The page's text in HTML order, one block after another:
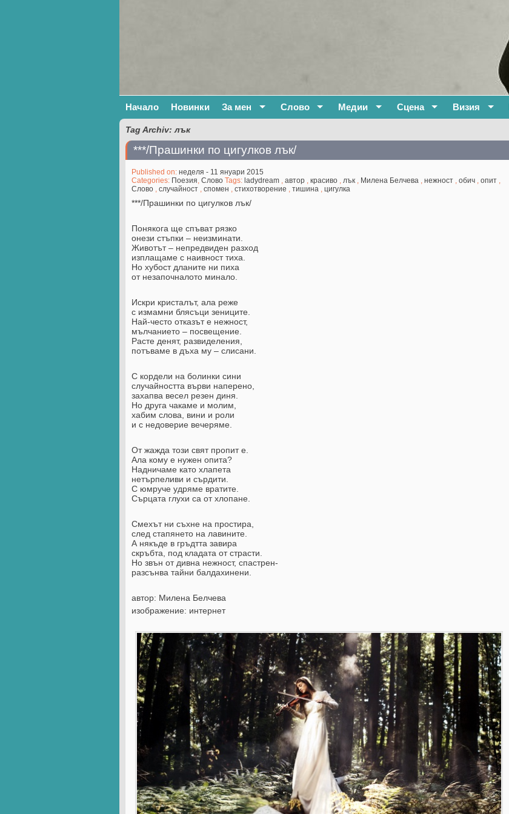
Начало Новинки За мен Слово Медии Сцена Визия
Tag Archiv: лък
***/Прашинки по цигулков лък/
Published on: неделя - 11 януари 2015
Categories: Поезия СловоTags: ladydream, автор, красиво, лък, Милена Белчева нежност, обич, опит,
Слово, случайност, спомен стихотворение тишина цигулка
***/Прашинки по цигулков лък/
Понякога ще спъват рязко
онези стъпки – неизминати.
Животът – непредвиден разход
изплащаме с наивност тиха.
Но хубост дланите ни пиха
от незапочналото минало.
Искри кристалът, ала реже
с измамни блясъци зениците.
Най-често отказът е нежност,
мълчанието – посвещение.
Расте денят, развиделения,
потъваме в дъха му – слисани.
С кордели на болинки сини
случайността върви наперено,
захапва весел резен диня.
Но друга чакаме и молим,
хабим слова, вини и роли
и с недоверие вечеряме.
От жажда този свят пропит е.
Ала кому е нужен опита?
Надничаме като хлапета
нетърпеливи и сърдити.
С юмруче удряме вратите.
Сърцата глухи са от хлопане.
Смехът ни съхне на простира,
след стапянето на лавините.
А някъде в гръдтта завира
скръбта, под кладата от страсти.
Но звън от дивна нежност, спастрен-
разсънва тайни балдахинени.
автор: Милена Белчева
изображение: интернет